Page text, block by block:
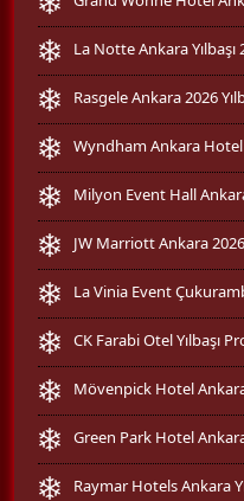
La Notte Ankara Yılbaşı
Rasgele Ankara 2026
Wyndham Ankara Hotel
Milyon Event Hall
JW Marriott Ankara 2026
La Vinia Event
CK Farabi Otel Yılbaşı
Mövenpick Hotel Ankara
Green Park Hotel Ankara
Raymar Hotels Ankara